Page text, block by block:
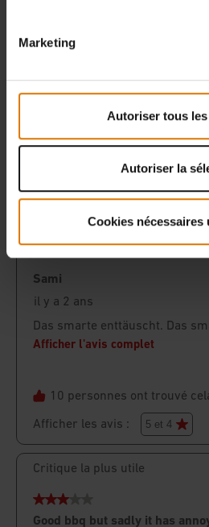
Marketing
Autoriser tous
Autoriser la
Cookies nécessaires